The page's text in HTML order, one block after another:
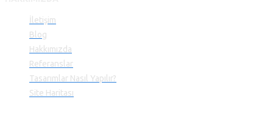
İletişim
Blog
Hakkımızda
Referanslar
Tasarımlar Nasıl Yapılır?
Site Haritası